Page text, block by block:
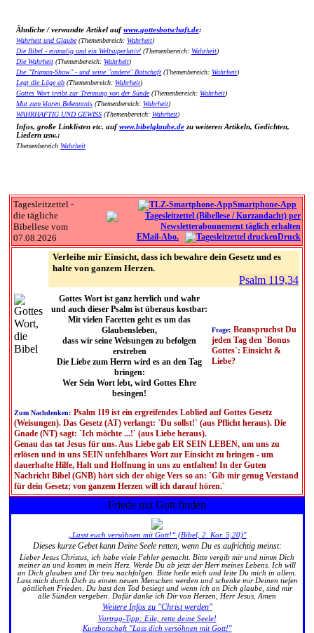
Ähnliche / verwandte Artikel aufwww.gottesbotschaft.de:
Wahrheit und Glaube(Themenbereich: Wahrheit)
Die Bibel - einmalig und ein Weltsuperlativ! (Themenbereich: Wahrheit)
Die Wahrheit (Themenbereich: Wahrheit)
Die "Truman-Show" - und seine "andere" Botschaft (Themenbereich: Wahrheit)
Legt die Lüge ab (Themenbereich: Wahrheit)
Gottes Wort treibt zur Trennung von der Sünde(Themenbereich: Wahrheit)
Mut zum klaren Bekenntnis (Themenbereich: Wahrheit)
WAHRHAFTIG UND GEWISS (Themenbereich: Wahrheit)
Infos, große Linklisten etc. aufwww.bibelglaube.de zu weiteren Artikeln, Gedichten,
Liedern usw.:
Themenbereich Wahrheit
Tagesleitzettel -
die tägliche
Bibellese vom
07.08.2026
Smartphone-App
EMail-Abo. Druck
Verleihe mir Einsicht, dass ich bewahre dein Gesetz und es
halte von ganzem Herzen.
Psalm 119,34
Gottes Wort ist ganz herrlich und wahr
und auch dieser Psalm ist überaus kostbar:
Mit vielen Facetten geht es um das
Glaubensleben,
dass wir seine Weisungen zu befolgen
erstreben
Die Liebe zum Herrn wird es an den Tag
bringen:
Wer Sein Wort lebt, wird Gottes Ehre
besingen!
Frage: Beanspruchst Du
jeden Tag den `Bonus
Gottes`: Einsicht &
Liebe?
Zum Nachdenken: Psalm 119 ist ein ergreifendes Loblied auf Gottes Gesetz
(Weisungen). Das Gesetz (AT) verlangt: `Du sollst!` (aus Pflicht heraus). Die
Gnade (NT) sagt: `Ich möchte ...!` (aus Liebe heraus).
Genau das tat Jesus für uns. Aus Liebe gab ER SEIN LEBEN, um uns zu
erlösen und in uns SEIN unfehlbares Wort zur Einsicht zu bringen - um
dauerhafte Hilfe, Halt und Hoffnung in uns zu entfalten! In der Guten
Nachricht Bibel (GNB) hört sich der obige Vers so an: `Gib mir genug Verstand
für dein Gesetz; von ganzem Herzen will ich darauf hören.`
Friede mit Gott finden
„Lasst euch versöhnen mit Gott!“ (Bibel, 2. Kor. 5,20)"
Dieses kurze Gebet kann Deine Seele retten, wenn Du es aufrichtig meinst:
Lieber Jesus Christus, ich habe viele Fehler gemacht. Bitte vergib mir und nimm Dich
meiner an und komm in mein Herz. Werde Du ab jetzt der Herr meines Lebens. Ich will
an Dich glauben und Dir treu nachfolgen. Bitte heile mich und leite Du mich in allem.
Lass mich durch Dich zu einem neuen Menschen werden und schenke mir Deinen tiefen
göttlichen Frieden. Du hast den Tod besiegt und wenn ich an Dich glaube, sind mir
alle Sünden vergeben. Dafür danke ich Dir von Herzen, Herr Jesus. Amen
Weitere Infos zu "Christ werden"
Vortrag-Tipp: Eile, rette deine Seele!
Kurzbotschaft "Lass dich versöhnen mit Gott!"